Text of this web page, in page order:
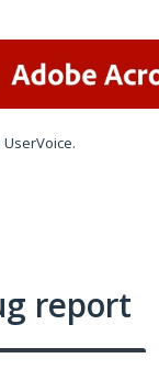
UserVoice.
report